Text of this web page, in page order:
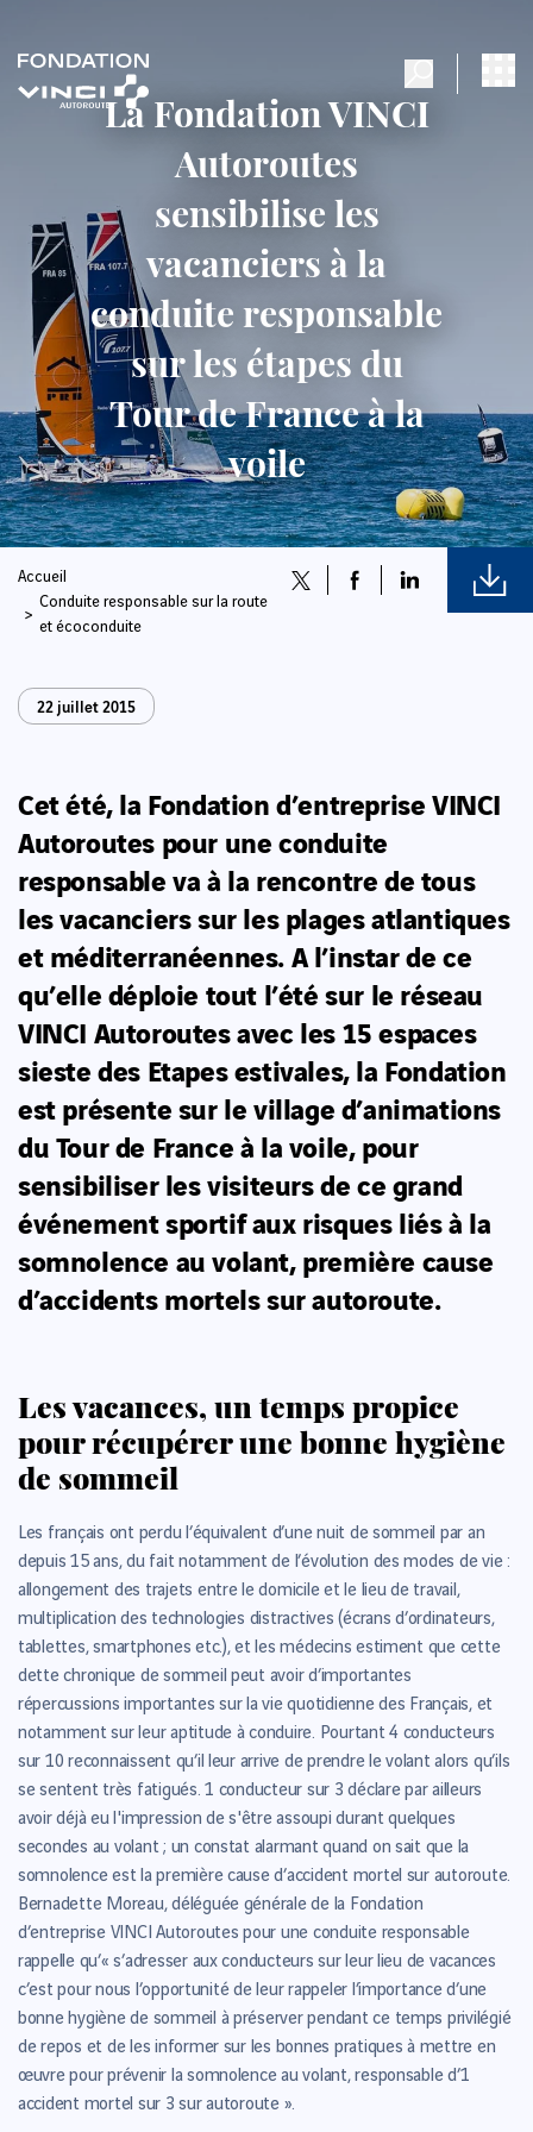
La Fondation VINCI
Autoroutes
sensibilise les
vacanciers à la
conduite responsable
sur les étapes du
Tour de France à la
voile
Accueil
Conduite responsable sur la route
et écoconduite
22 juillet 2015
Cet été, la Fondation d’entreprise VINCI
Autoroutes pour une conduite
responsable va à la rencontre de tous
les vacanciers sur les plages atlantiques
et méditerranéennes. A l’instar de ce
qu’elle déploie tout l’été sur le réseau
VINCI Autoroutes avec les 15 espaces
sieste des Etapes estivales, la Fondation
est présente sur le village d’animations
du Tour de France à la voile, pour
sensibiliser les visiteurs de ce grand
événement sportif aux risques liés à la
somnolence au volant, première cause
d’accidents mortels sur autoroute.
Les vacances, un temps propice
pour récupérer une bonne hygiène
de sommeil
Les français ont perdu l’équivalent d’une nuit de sommeil par an
depuis 15 ans, du fait notamment de l’évolution des modes de vie :
allongement des trajets entre le domicile et le lieu de travail,
multiplication des technologies distractives (écrans d’ordinateurs,
tablettes, smartphones etc.), et les médecins estiment que cette
dette chronique de sommeil peut avoir d’importantes
répercussions importantes sur la vie quotidienne des Français, et
notamment sur leur aptitude à conduire. Pourtant 4 conducteurs
sur 10 reconnaissent qu’il leur arrive de prendre le volant alors qu’ils
se sentent très fatigués. 1 conducteur sur 3 déclare par ailleurs
avoir déjà eu l'impression de s'être assoupi durant quelques
secondes au volant ; un constat alarmant quand on sait que la
somnolence est la première cause d’accident mortel sur autoroute.
Bernadette Moreau, déléguée générale de la Fondation
d’entreprise VINCI Autoroutes pour une conduite responsable
rappelle qu’« s’adresser aux conducteurs sur leur lieu de vacances
c’est pour nous l’opportunité de leur rappeler l’importance d’une
bonne hygiène de sommeil à préserver pendant ce temps privilégié
de repos et de les informer sur les bonnes pratiques à mettre en
œuvre pour prévenir la somnolence au volant, responsable d’1
accident mortel sur 3 sur autoroute ».